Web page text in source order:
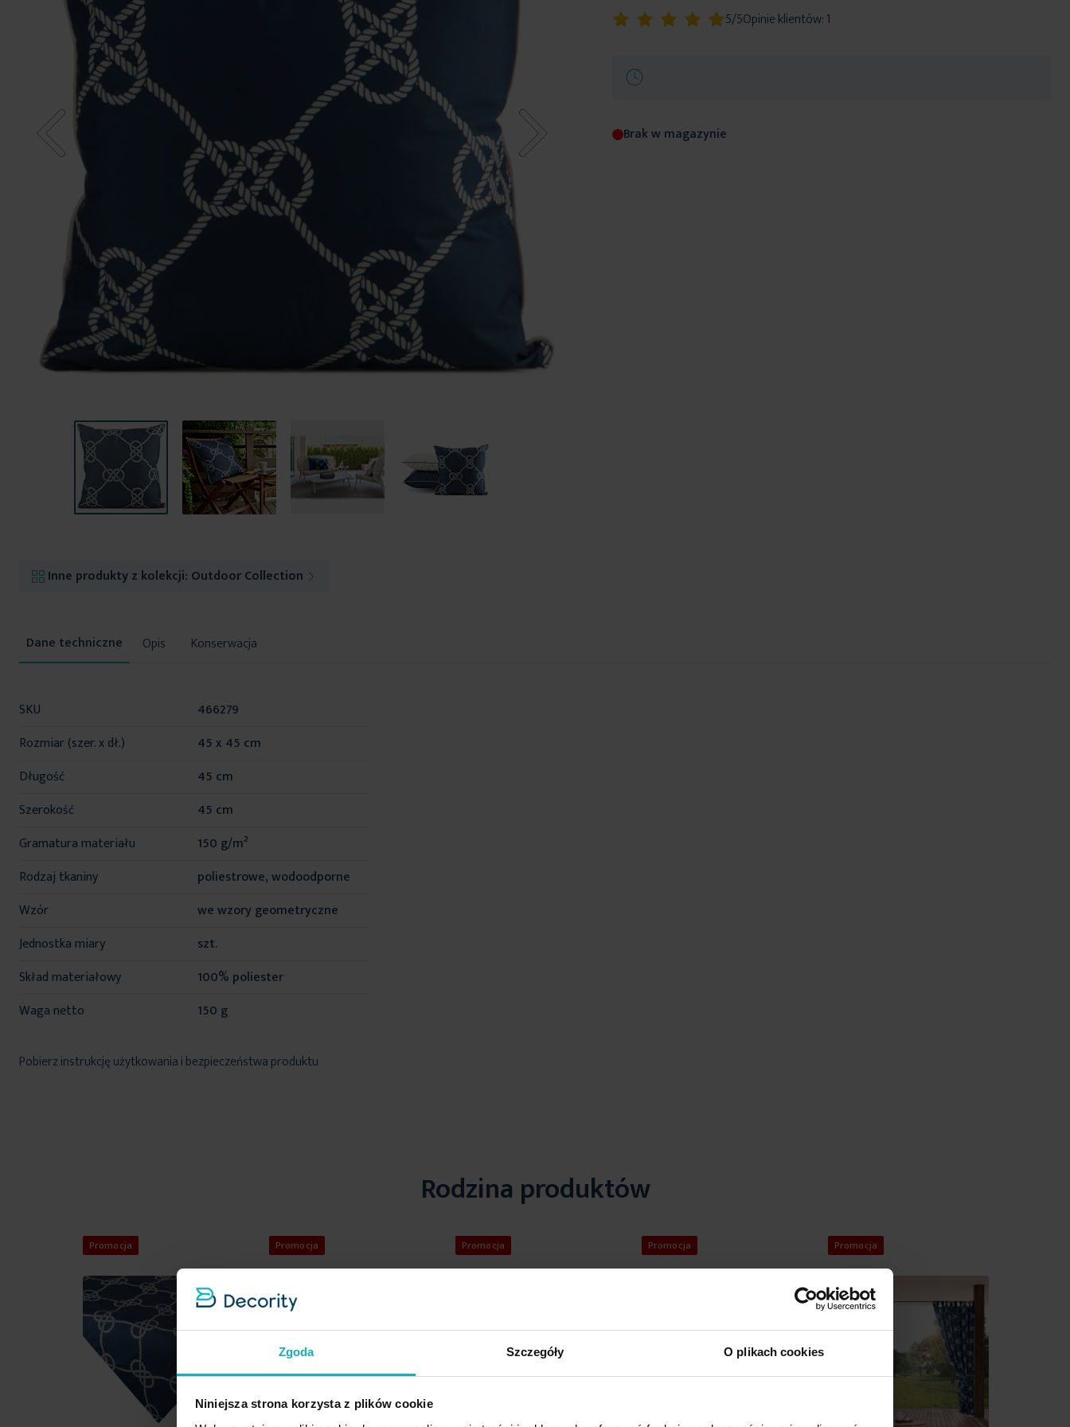
Zgoda Szczegóły O plikach cookies
Niniejsza strona korzysta z plików cookie
początek
galerii
Ocena:
5/5Opinie klientów:1
Brak w magazynie
Inne produkty z kolekcji: Outdoor Collection
Opis Konserwacja
Więcej
SKU
466279
Rozmiar (szer. x dł.)
45 x 45 cm
Długość
45 cm
Szerokość
45 cm
Gramatura materiału
150 g/m²
Rodzaj tkaniny
poliestrowe, wodoodporne
Wzór
we wzory geometryczne
Jednostka miary
szt.
Skład materiałowy
100% poliester
Waga netto
150 g
Pobierz instrukcję użytkowania i bezpieczeństwa produktu
Rodzina produktów
Promocja Promocja Promocja Promocja Promocja